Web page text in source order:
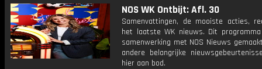
NOS WK Ontbijt: Afl. 30
Samenvattingen, de mooiste acties,
het laatste WK nieuws. Dit
samenwerking met NOS Nieuws
andere belangrijke
hier aan bod.